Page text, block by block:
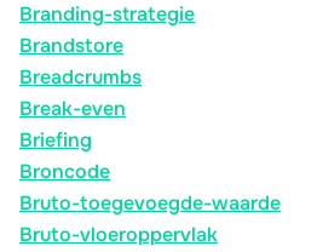
Branding-strategie
Brandstore
Breadcrumbs
Break-even
Briefing
Broncode
Bruto-toegevoegde-waarde
Bruto-vloeroppervlak